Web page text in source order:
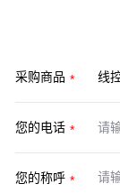
采购商品
您的电话
您的称呼